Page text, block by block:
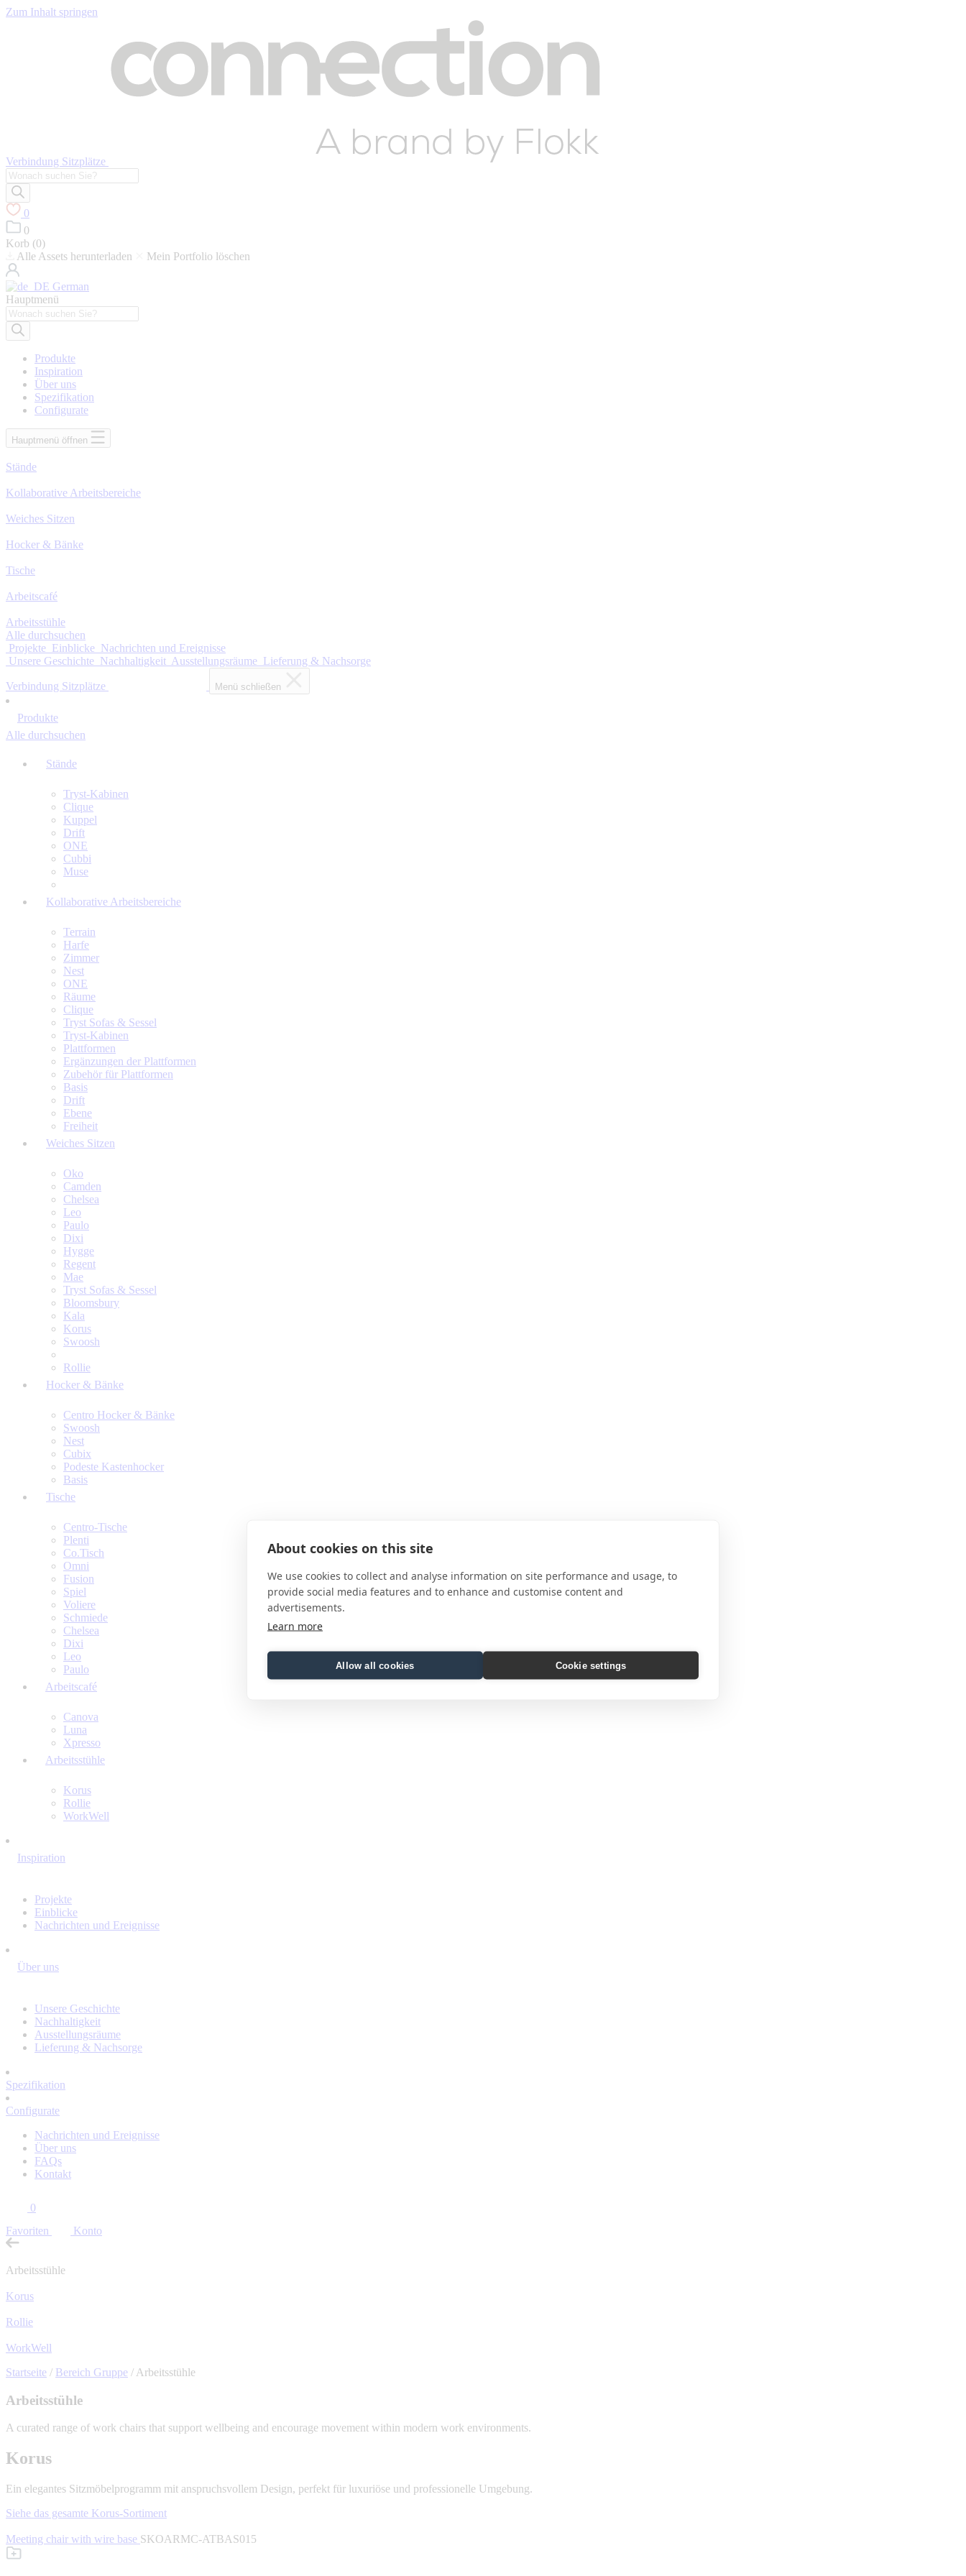
About cookies on this site
We use cookies to collect and analyse information on site performance and usage, to
provide social media features and to enhance and customise content and
advertisements.
Learn more
Allow all cookies Cookie settings
Zum Inhalt springen
Verbindung Sitzplätze
Suche
nach
Produkten
0
0
Korb (0)
Alle Assets herunterladen
Mein Portfolio löschen
German
Hauptmenü
Suche
nach
Produkten
Produkte
Inspiration
Über uns
Spezifikation
Configurate
Hauptmenü öffnen
Stände
Kollaborative Arbeitsbereiche
Weiches Sitzen
Hocker & Bänke
Tische
Arbeitscafé
Arbeitsstühle
Alle durchsuchen
Projekte Einblicke Nachrichten und Ereignisse
Unsere Geschichte Nachhaltigkeit Ausstellungsräume Lieferung & Nachsorge
Verbindung Sitzplätze Menü schließen
Produkte
Alle durchsuchen
Stände
Tryst-Kabinen
Clique
Kuppel
Drift
ONE
Cubbi
Muse
Kollaborative Arbeitsbereiche
Terrain
Harfe
Zimmer
Nest
ONE
Räume
Clique
Tryst Sofas & Sessel
Tryst-Kabinen
Plattformen
Ergänzungen der Plattformen
Zubehör für Plattformen
Basis
Drift
Ebene
Freiheit
Weiches Sitzen
Oko
Camden
Chelsea
Leo
Paulo
Dixi
Hygge
Regent
Mae
Tryst Sofas & Sessel
Bloomsbury
Kala
Korus
Swoosh
Rollie
Hocker & Bänke
Centro Hocker & Bänke
Swoosh
Nest
Cubix
Podeste Kastenhocker
Basis
Tische
Centro-Tische
Plenti
Co.Tisch
Omni
Fusion
Spiel
Voliere
Schmiede
Chelsea
Dixi
Leo
Paulo
Arbeitscafé
Canova
Luna
Xpresso
Arbeitsstühle
Korus
Rollie
WorkWell
Inspiration
Projekte
Einblicke
Nachrichten und Ereignisse
Über uns
Unsere Geschichte
Nachhaltigkeit
Ausstellungsräume
Lieferung & Nachsorge
Spezifikation
Configurate
Nachrichten und Ereignisse
Über uns
FAQs
Kontakt
0
Favoriten
Konto
Arbeitsstühle
Korus
Rollie
WorkWell
Startseite / Bereich Gruppe / Arbeitsstühle
Arbeitsstühle
A curated range of work chairs that support wellbeing and encourage movement within modern work environments.
Korus
Ein elegantes Sitzmöbelprogramm mit anspruchsvollem Design, perfekt für luxuriöse und professionelle Umgebung.
Siehe das gesamte Korus-Sortiment
Meeting chair with wire base SKOARMC-ATBAS015